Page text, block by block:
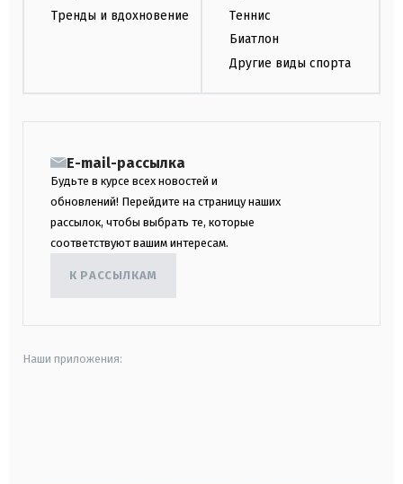
Тренды и вдохновение
Теннис
Биатлон
Другие виды спорта
E-mail-рассылка
Будьте в курсе всех новостей и
обновлений! Перейдите на страницу наших
рассылок, чтобы выбрать те, которые
соответствуют вашим интересам.
К РАССЫЛКАМ
Наши приложения: